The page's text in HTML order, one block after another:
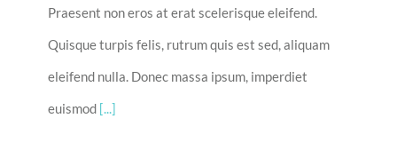
Praesent non eros at erat scelerisque eleifend.
Quisque turpis felis, rutrum quis est sed, aliquam
eleifend nulla. Donec massa ipsum, imperdiet
euismod [...]